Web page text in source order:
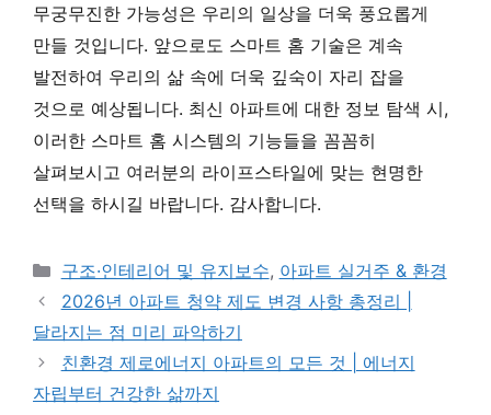
무궁무진한 가능성은 우리의 일상을 더욱 풍요롭게
만들 것입니다. 앞으로도 스마트 홈 기술은 계속
발전하여 우리의 삶 속에 더욱 깊숙이 자리 잡을
것으로 예상됩니다. 최신 아파트에 대한 정보 탐색 시,
이러한 스마트 홈 시스템의 기능들을 꼼꼼히
살펴보시고 여러분의 라이프스타일에 맞는 현명한
선택을 하시길 바랍니다. 감사합니다.
카테고리
구조·인테리어 및 유지보수, 아파트 실거주 & 환경
2026년 아파트 청약 제도 변경 사항 총정리 |
달라지는 점 미리 파악하기
친환경 제로에너지 아파트의 모든 것 | 에너지
자립부터 건강한 삶까지